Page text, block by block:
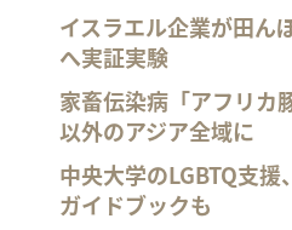
イスラエル企業が田ん
へ実証実験
家畜伝染病「アフリカ
以外のアジア全域に
中央大学のLGBTQ支
ガイドブックも